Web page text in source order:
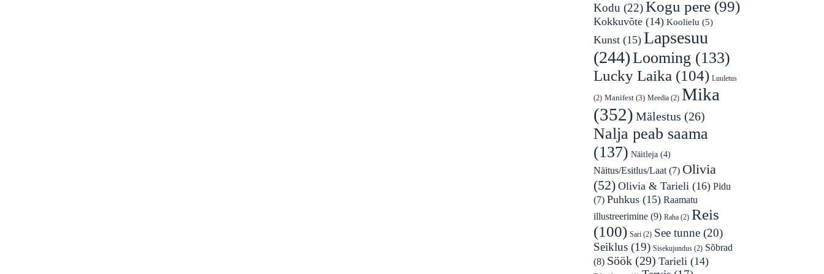
Kodu (22) Kogu pere(99)
Kokkuvõte(14) Koolielu (5)
Kunst(15) Lapsesuu
(244)Looming (133)
Lucky Laika (104) Luuletus
(2) Manifest(3) Meedia(2) Mika
(352) Mälestus (26)
Nalja peab saama
(137) Näitleja(4)
Näitus/Esitlus/Laat(7) Olivia
(52) Olivia & Tarieli(16) Pidu
(7) Puhkus(15) Raamatu
illustreerimine(9) Raha(2) Reis
(100) Sari(2) See tunne(20)
Seiklus(19) Sisekujundus(2) Sõbrad
(8) Söök(29) Tarieli(14)